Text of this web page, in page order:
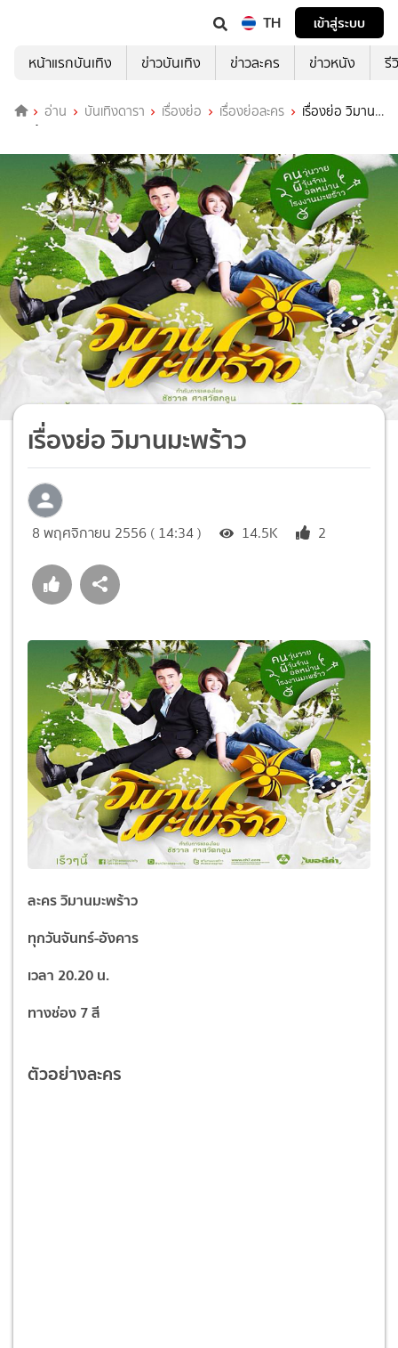
TH
เข้าสู่ระบบ
หน้าแรกบันเทิง
ข่าวบันเทิง ข่าวละคร ข่าวหนัง รี
อ่าน บันเทิงดารา เรื่องย่อ เรื่องย่อละคร
เรื่องย่อ วิมาน
มะพร้าว
เรื่องย่อ วิมานมะพร้าว
8 พฤศจิกายน 2556 ( 14:34 ) 14.5K 2
ละคร วิมานมะพร้าว
ทุกวันจันทร์-อังคาร
เวลา 20.20 น.
ทางช่อง 7 สี
ตัวอย่างละคร